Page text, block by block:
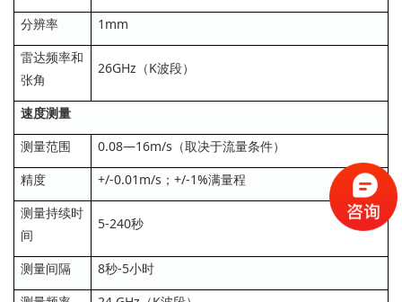
分辨率
1mm
雷达频率和
张角
26GHz（K波段）
速度测量
测量范围
0.08—16m/s（取决于流量条件）
精度
+/-0.01m/s；+/-1%满量程
测量持续时
间
5-240秒
测量间隔
8秒-5小时